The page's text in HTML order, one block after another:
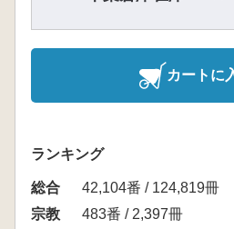
カートに
ランキング
総合
42,104番 / 124,819冊
宗教
483番 / 2,397冊